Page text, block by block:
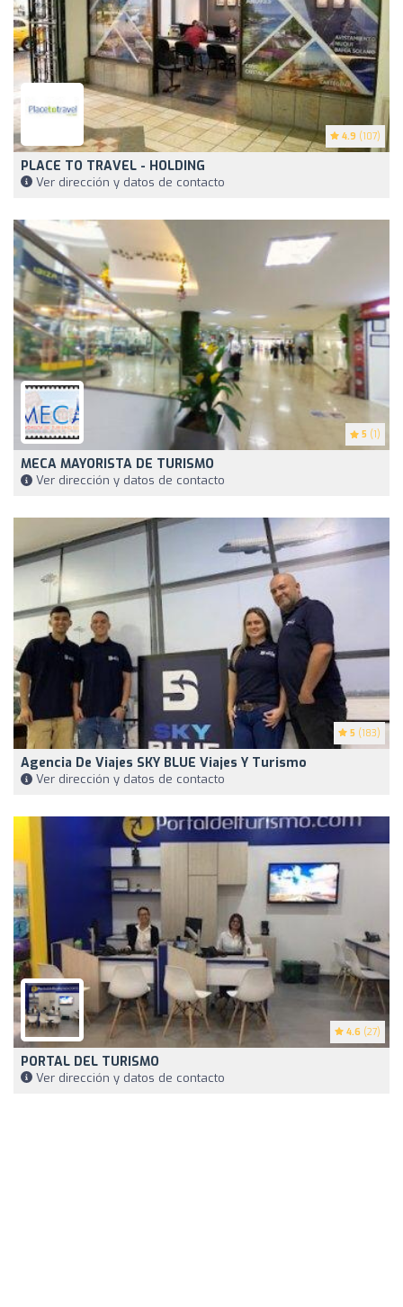
4.9 (107)
PLACE TO TRAVEL - HOLDING
Ver dirección y datos de contacto
5 (1)
MECA MAYORISTA DE TURISMO
Ver dirección y datos de contacto
5 (183)
Agencia De Viajes SKY BLUE Viajes Y Turismo
Ver dirección y datos de contacto
4.6 (27)
PORTAL DEL TURISMO
Ver dirección y datos de contacto